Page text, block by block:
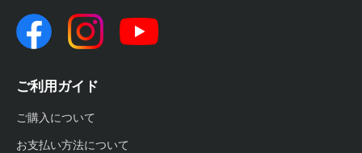
ご利用ガイド
ご購入について
お支払い方法について